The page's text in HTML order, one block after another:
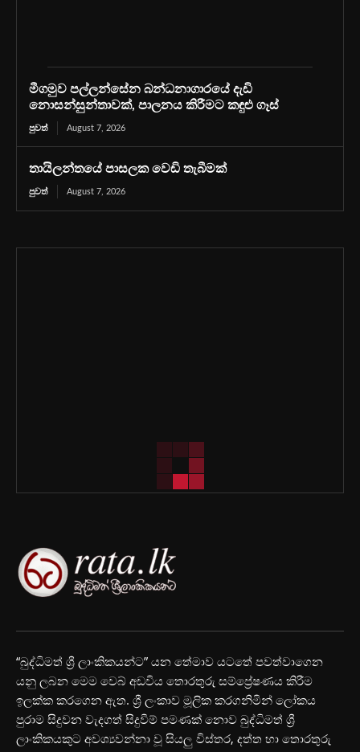
මීගමුව පල්ලන්සේන බන්ධනාගාරයේ දැඩි
නොසන්සුන්තාවක්, පාලනය කිරීමට කඳුළු ගෑස්
පුවත් August 7, 2026
තායිලන්තයේ පාසලක වෙඩි තැබීමක්
පුවත් August 7, 2026
“බුද්ධිමත් ශ්‍රී ලාංකිකයන්ට” යන තේමාව යටතේ පවත්වාගෙන
යනු ලබන මෙම වෙබ් අඩවිය තොරතුරු සම්ප්‍රේෂණය කිරීම
ඉලක්ක කරගෙන ඇත. ශ්‍රී ලංකාව මූලික කරගනිමින් ලෝකය
පුරාම සිදුවන වැදගත් සිදුවීම් පමණක් නොව බුද්ධිමත් ශ්‍රී
ලාංකිකයකුට අවශ්‍යවන්නා වූ සියලු විස්තර, දත්ත හා තොරතුරු